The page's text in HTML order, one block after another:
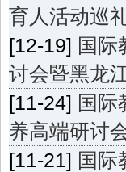
育人活动巡
[12-19] 国际
讨会暨黑龙
[11-24] 国际
养高端研讨
[11-21] 国